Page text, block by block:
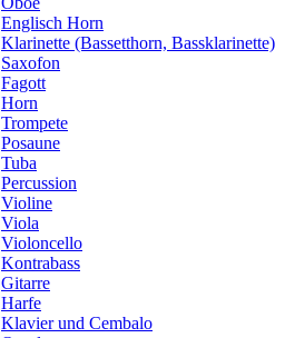
Englisch Horn
Klarinette (Bassetthorn, Bassklarinette)
Saxofon
Fagott
Horn
Trompete
Posaune
Tuba
Percussion
Violine
Viola
Violoncello
Kontrabass
Gitarre
Harfe
Klavier und Cembalo